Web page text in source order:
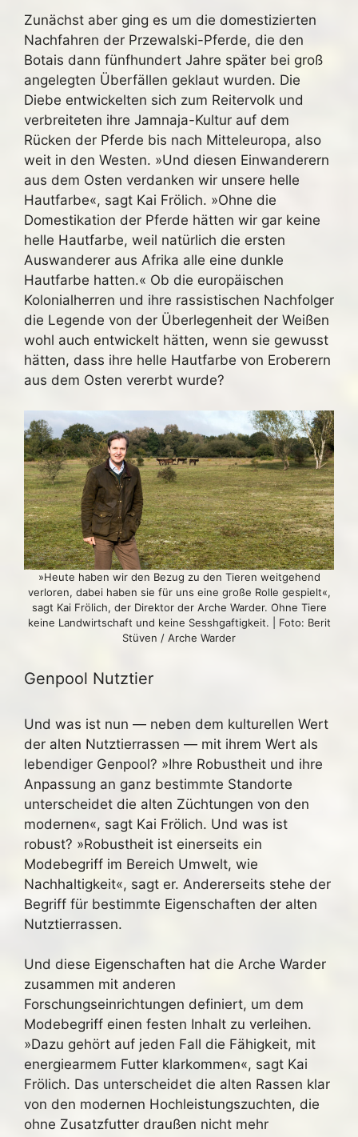
Zunächst aber ging es um die domestizierten
Nachfahren der Przewalski-Pferde, die den
Botais dann fünfhundert Jahre später bei groß
angelegten Überfällen geklaut wurden. Die
Diebe entwickelten sich zum Reitervolk und
verbreiteten ihre Jamnaja-Kultur auf dem
Rücken der Pferde bis nach Mitteleuropa, also
weit in den Westen. »Und diesen Einwanderern
aus dem Osten verdanken wir unsere helle
Hautfarbe«, sagt Kai Frölich. »Ohne die
Domestikation der Pferde hätten wir gar keine
helle Hautfarbe, weil natürlich die ersten
Auswanderer aus Afrika alle eine dunkle
Hautfarbe hatten.« Ob die europäischen
Kolonialherren und ihre rassistischen Nachfolger
die Legende von der Überlegenheit der Weißen
wohl auch entwickelt hätten, wenn sie gewusst
hätten, dass ihre helle Hautfarbe von Eroberern
aus dem Osten vererbt wurde?
»Heute haben wir den Bezug zu den Tieren weitgehend
verloren, dabei haben sie für uns eine große Rolle gespielt«,
sagt Kai Frölich, der Direktor der Arche Warder. Ohne Tiere
keine Landwirtschaft und keine Sesshgaftigkeit. | Foto: Berit
Stüven / Arche Warder
Genpool Nutztier
Und was ist nun — neben dem kulturellen Wert
der alten Nutztierrassen — mit ihrem Wert als
lebendiger Genpool? »Ihre Robustheit und ihre
Anpassung an ganz bestimmte Standorte
unterscheidet die alten Züchtungen von den
modernen«, sagt Kai Frölich. Und was ist
robust? »Robustheit ist einerseits ein
Modebegriff im Bereich Umwelt, wie
Nachhaltigkeit«, sagt er. Andererseits stehe der
Begriff für bestimmte Eigenschaften der alten
Nutztierrassen.
Und diese Eigenschaften hat die Arche Warder
zusammen mit anderen
Forschungseinrichtungen definiert, um dem
Modebegriff einen festen Inhalt zu verleihen.
»Dazu gehört auf jeden Fall die Fähigkeit, mit
energiearmem Futter klarkommen«, sagt Kai
Frölich. Das unterscheidet die alten Rassen klar
von den modernen Hochleistungszuchten, die
ohne Zusatzfutter draußen nicht mehr